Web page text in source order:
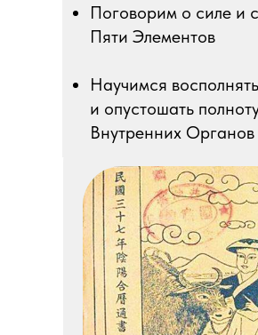
Поговорим о силе и
Пяти Элементов
Научимся
и опустошать
Внутренних Органов